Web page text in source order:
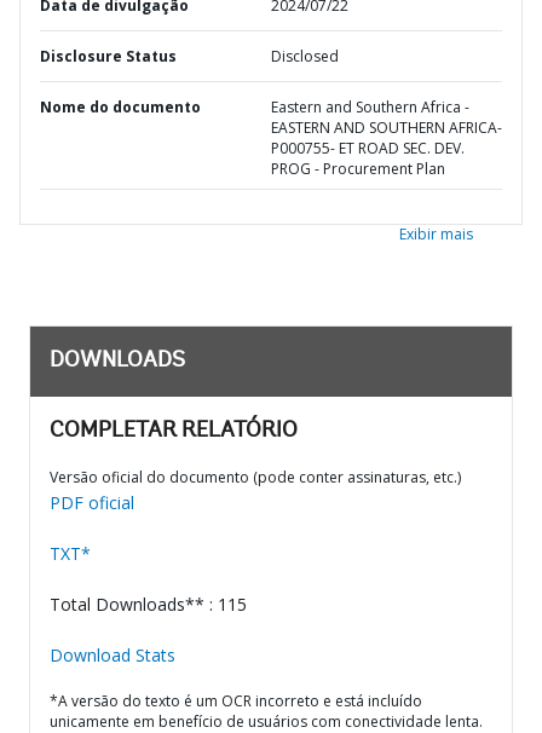
Data de divulgação 2024/07/22
Disclosure Status Disclosed
Nome do documento
Eastern and Southern Africa -
EASTERN AND SOUTHERN AFRICA-
P000755- ET ROAD SEC. DEV.
PROG - Procurement Plan
Exibir mais
DOWNLOADS
COMPLETAR RELATÓRIO
Versão oficial do documento (pode conter assinaturas, etc.)
PDF oficial
TXT*
Total Downloads** : 115
Download Stats
*A versão do texto é um OCR incorreto e está incluído
unicamente em benefício de usuários com conectividade lenta.